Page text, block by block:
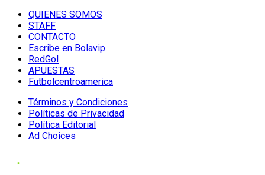
QUIENES SOMOS
STAFF
CONTACTO
Escribe en Bolavip
RedGol
APUESTAS
Futbolcentroamerica
Términos y Condiciones
Políticas de Privacidad
Política Editorial
Ad Choices